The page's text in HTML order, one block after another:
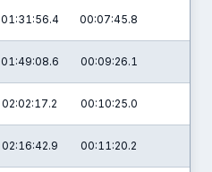
01:31:56.4 00:07:45.8
01:49:08.6 00:09:26.1
02:02:17.2 00:10:25.0
02:16:42.9 00:11:20.2